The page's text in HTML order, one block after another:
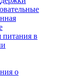
питания в
о